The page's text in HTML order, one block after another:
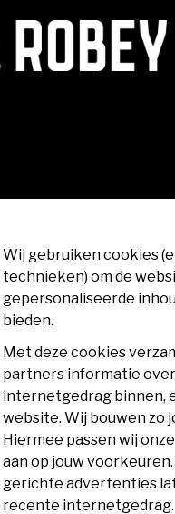
Wij gebruiken cookies
technieken) om de
gepersonaliseerde
bieden.
Met deze cookies
partners informatie
internetgedrag binnen,
website. Wij bouwen zo
Hiermee passen wij
aan op jouw
gerichte advertenties
recente internetgedrag.